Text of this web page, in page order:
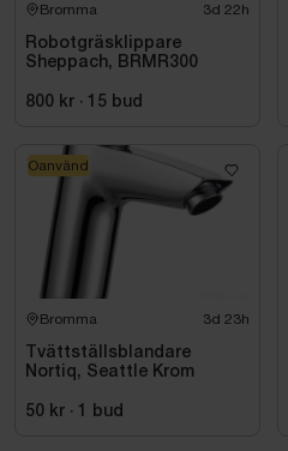
Bromma 3d 22h
Robotgräsklippare
Sheppach, BRMR300
800 kr · 15 bud
Bromma 3d 23h
Tvättställsblandare
Nortiq, Seattle Krom
50 kr · 1 bud
Oanvänd